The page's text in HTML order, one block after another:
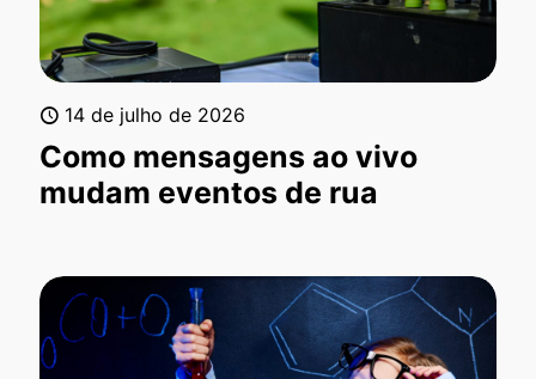
14 de julho de 2026
Como mensagens ao vivo
mudam eventos de rua